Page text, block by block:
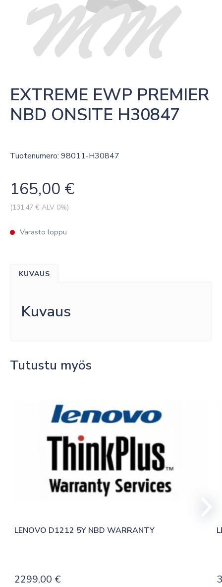
EXTREME EWP PREMIER
NBD ONSITE H30847
Tuotenumero: 98011-H30847
165,00 €
(131,47 € ALV 0%)
Varasto loppu
KUVAUS
Kuvaus
Tutustu myös
LENOVO D1212 5Y NBD WARRANTY
2299,00 €